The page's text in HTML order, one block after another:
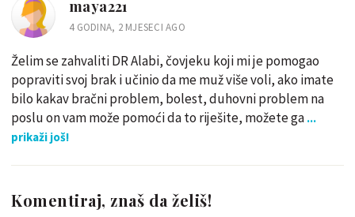
maya221
4 GODINA, 2 MJESECI AGO
Želim se zahvaliti DR Alabi, čovjeku koji mi je pomogao
popraviti svoj brak i učinio da me muž više voli, ako imate
bilo kakav bračni problem, bolest, duhovni problem na
poslu on vam može pomoći da to riješite, možete ga ...
prikaži još!
Komentiraj, znaš da želiš!